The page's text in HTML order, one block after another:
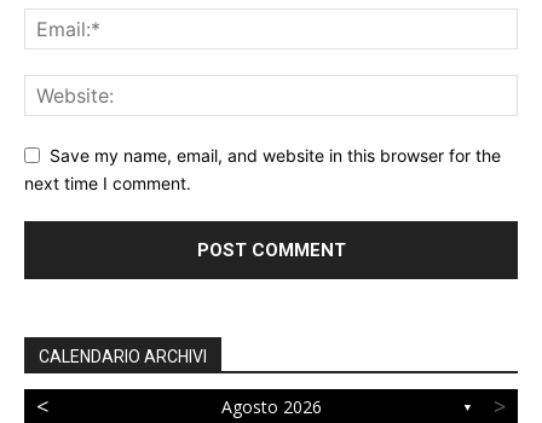
Save my name, email, and website in this browser for the
next time I comment.
CALENDARIO ARCHIVI
< Agosto 2026 ▼ >